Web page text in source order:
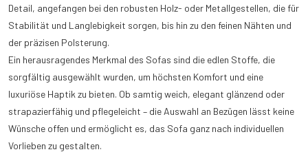
Detail, angefangen bei den robusten Holz- oder Metallgestellen, die für
Stabilität und Langlebigkeit sorgen, bis hin zu den feinen Nähten und
der präzisen Polsterung.
Ein herausragendes Merkmal des Sofas sind die edlen Stoffe, die
sorgfältig ausgewählt wurden, um höchsten Komfort und eine
luxuriöse Haptik zu bieten. Ob samtig weich, elegant glänzend oder
strapazierfähig und pflegeleicht – die Auswahl an Bezügen lässt keine
Wünsche offen und ermöglicht es, das Sofa ganz nach individuellen
Vorlieben zu gestalten.